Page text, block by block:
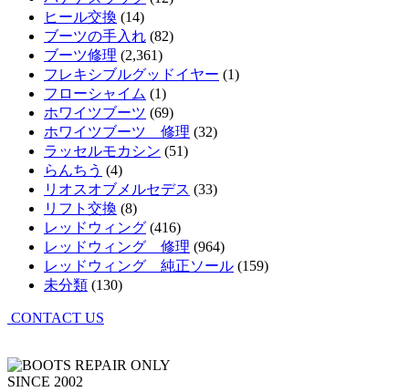
ヒール交換 (14)
ブーツの手入れ (82)
ブーツ修理 (2,361)
フレキシブルグッドイヤー (1)
フローシャイム (1)
ホワイツブーツ (69)
ホワイツブーツ 修理 (32)
ラッセルモカシン (51)
らんちう (4)
リオスオブメルセデス (33)
リフト交換 (8)
レッドウィング (416)
レッドウィング 修理 (964)
レッドウィング 純正ソール (159)
未分類 (130)
CONTACT US
SINCE 2002